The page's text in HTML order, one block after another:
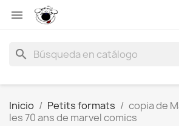

search
Inicio Petits formats
copia de
les 70 ans de marvel comics